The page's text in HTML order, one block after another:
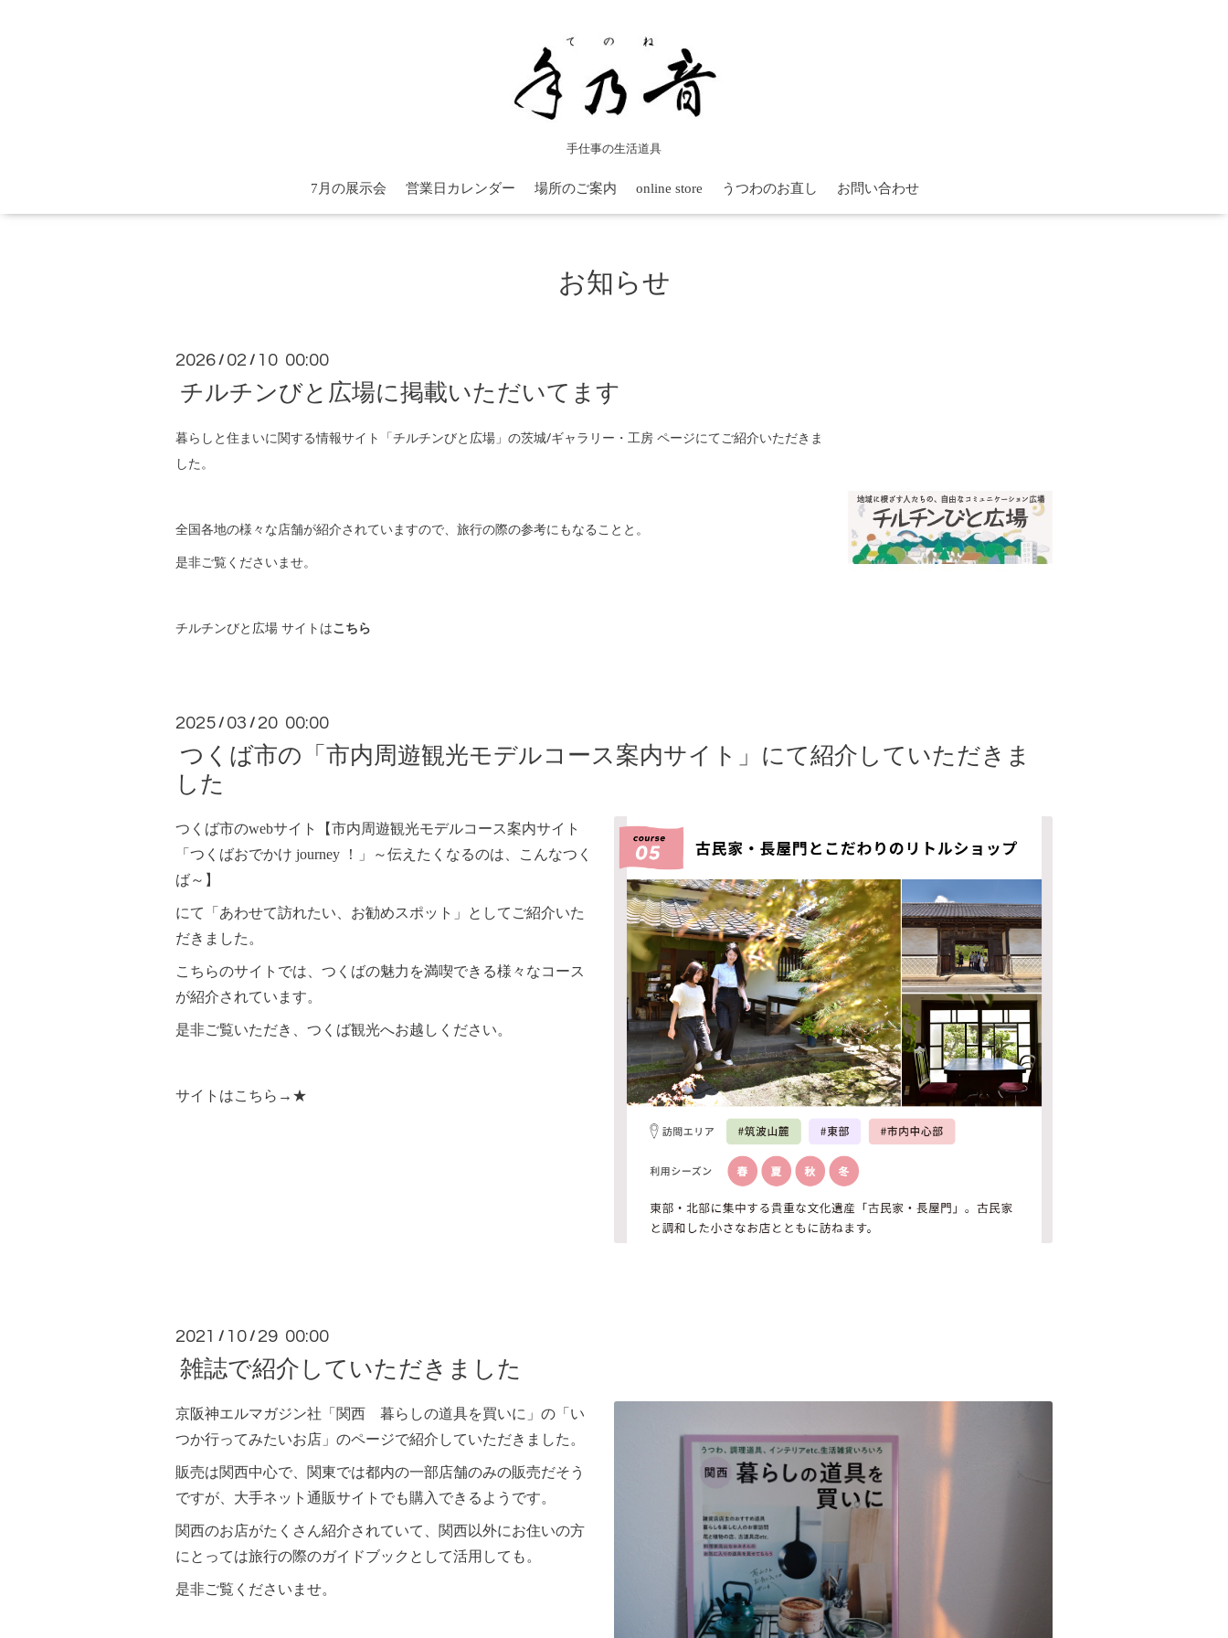
手仕事の生活道具
7月の展示会 営業日カレンダー 場所のご案内 online store うつわのお直し お問い合わせ
お知らせ
2026 / 02 / 10 00:00
チルチンびと広場に掲載いただいてます
暮らしと住まいに関する情報サイト「チルチンびと広場」の茨城/ギャラリー・工房 ページにてご紹介いただきま
した。
全国各地の様々な店舗が紹介されていますので、旅行の際の参考にもなることと。
是非ご覧くださいませ。
チルチンびと広場 サイトはこちら
2025 / 03 / 20 00:00
つくば市の「市内周遊観光モデルコース案内サイト」にて紹介していただきま
した
つくば市のwebサイト【市内周遊観光モデルコース案内サイト
「つくばおでかけ journey ！」～伝えたくなるのは、こんなつく
ば～】
にて「あわせて訪れたい、お勧めスポット」としてご紹介いた
だきました。
こちらのサイトでは、つくばの魅力を満喫できる様々なコース
が紹介されています。
是非ご覧いただき、つくば観光へお越しください。
サイトはこちら→★
2021 / 10 / 29 00:00
雑誌で紹介していただきました
京阪神エルマガジン社「関西 暮らしの道具を買いに」の「い
つか行ってみたいお店」のページで紹介していただきました。
販売は関西中心で、関東では都内の一部店舗のみの販売だそう
ですが、大手ネット通販サイトでも購入できるようです。
関西のお店がたくさん紹介されていて、関西以外にお住いの方
にとっては旅行の際のガイドブックとして活用しても。
是非ご覧くださいませ。